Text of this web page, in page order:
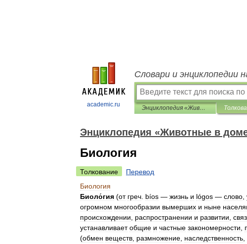
academic.ru
Словари и энциклопедии
Энциклопедия «Животные в доме»
Энциклопедия «Животные в
Биология
Толкование
Перевод
Биология
Биоло́гия (от греч bíos — жизнь и lógos — слово
огромном многообразии вымерших и ныне
происхождении
распространении и развитии
устанавливает общие и частные закономерности
(обмен веществ размножение наследственность